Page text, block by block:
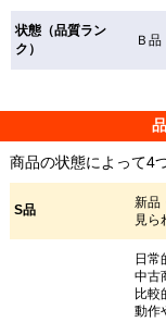
状態（品質ラン
ク）
Ｂ品
商品の状態によって4
S品
新品
見ら
日常
中古
比較
動作